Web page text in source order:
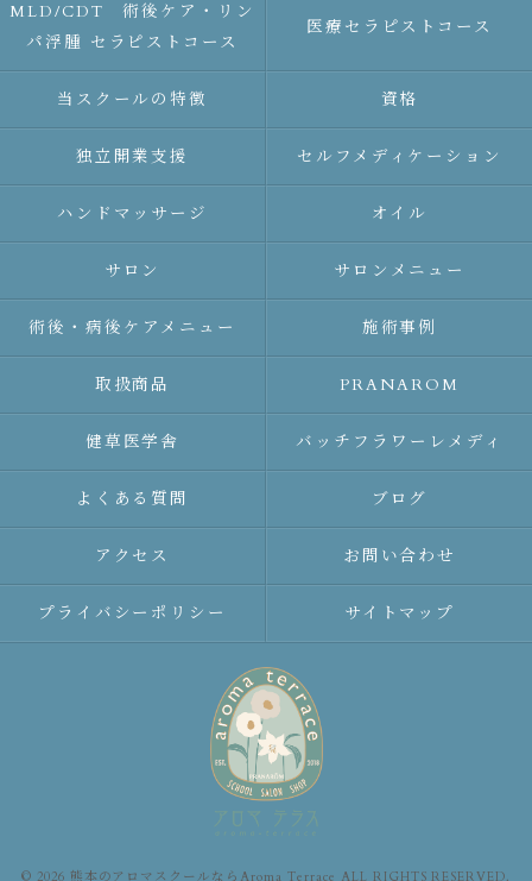
MLD/CDT 術後ケア・リン
パ浮腫 セラピストコース
医療セラピストコース
当スクールの特徴 資格
独立開業支援 セルフメディケーション
ハンドマッサージ オイル
サロン サロンメニュー
術後・病後ケアメニュー 施術事例
取扱商品 PRANAROM
健草医学舎 バッチフラワーレメディ
よくある質問 ブログ
アクセス お問い合わせ
プライバシーポリシー サイトマップ
© 2026 熊本のアロマスクールならAroma Terrace ALL RIGHTS RESERVED.